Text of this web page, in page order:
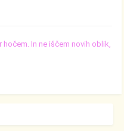
In ne iščem novih oblik,